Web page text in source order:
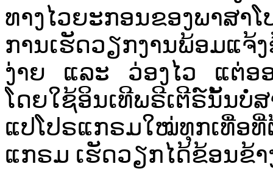
ທາງ​ໄວ​ຍະກ​ອນ​ຂອງ​ພາສ
ການ​ເຮັດ​ວຽກງານ​ພ້ອມ​ແຈ້
ງ່າຍ ​ແລະ ​ວ່ອງໄວ​ ແຕ່​ອອ
ໂດຍ​ໃຊ້​ອິນ​ເທີ​ພຣີ​ເຕີ​ຣ໌​ນັ້ນ​
ແປ​ໂປຣ​ແກຣມ​ໃໝ່​ທຸກ​ເທື່
ແກຣມ​ ເຮັດວຽກ​ໄດ້​ຂ້ອນ​ຂ້າ